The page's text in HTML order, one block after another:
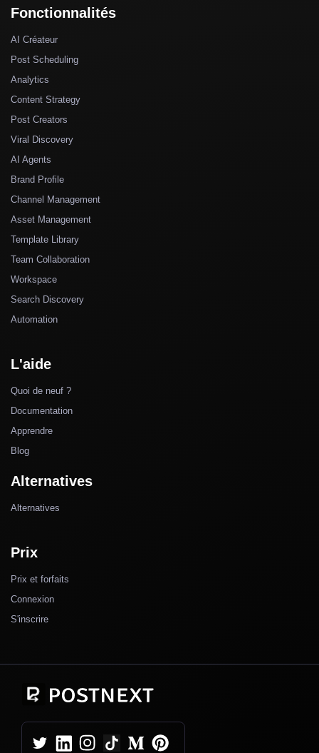
Fonctionnalités
AI Créateur
Post Scheduling
Analytics
Content Strategy
Post Creators
Viral Discovery
AI Agents
Brand Profile
Channel Management
Asset Management
Template Library
Team Collaboration
Workspace
Search Discovery
Automation
L'aide
Quoi de neuf ?
Documentation
Apprendre
Blog
Alternatives
Alternatives
Prix
Prix et forfaits
Connexion
S'inscrire